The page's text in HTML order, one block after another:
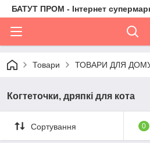
БАТУТ ПРОМ - Інтернет
Товари ТОВАРИ ДЛЯ
Когтеточки, дряпкі для кота
Сортування 0